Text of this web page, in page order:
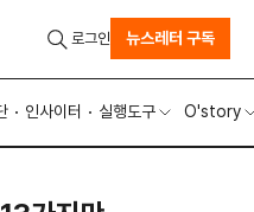
인사이터 실행도구 O'story
로그인 뉴스레터 구독